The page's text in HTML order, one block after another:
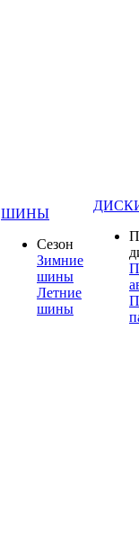
ШИНЫ
Сезон
Зимние
шины
Летние
шины